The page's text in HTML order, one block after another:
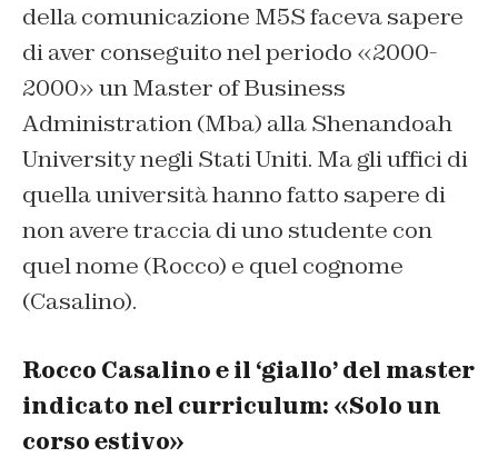
della comunicazione M5S faceva sapere
di aver conseguito nel periodo «2000-
2000» un Master of Business
Administration (Mba) alla Shenandoah
University negli Stati Uniti. Ma gli uffici di
quella università hanno fatto sapere di
non avere traccia di uno studente con
quel nome (Rocco) e quel cognome
(Casalino).
Rocco Casalino e il ‘giallo’ del master
indicato nel curriculum: «Solo un
corso estivo»